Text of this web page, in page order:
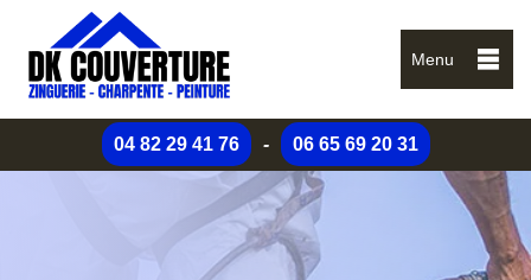
Menu
04 82 29 41 76 - 06 65 69 20 31